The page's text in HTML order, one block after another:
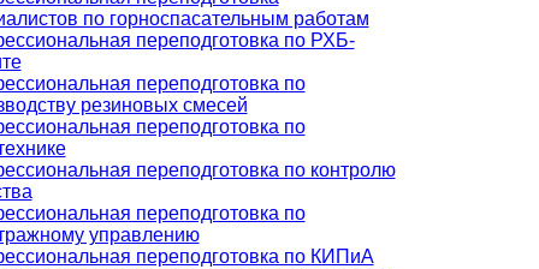
по горноспасательным работам
переподготовка по РХБ-
переподготовка по
резиновых смесей
переподготовка по
переподготовка по контролю
переподготовка по
управлению
переподготовка по КИПиА